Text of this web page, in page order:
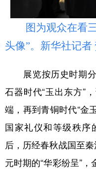
图为观众在看三
头像”。新华社记者
展览按历史时期分
石器时代“玉出东方”
端，再到青铜时代“金
国家礼仪和等级秩序
后，历经春秋战国至
元时期的“华彩纷呈”